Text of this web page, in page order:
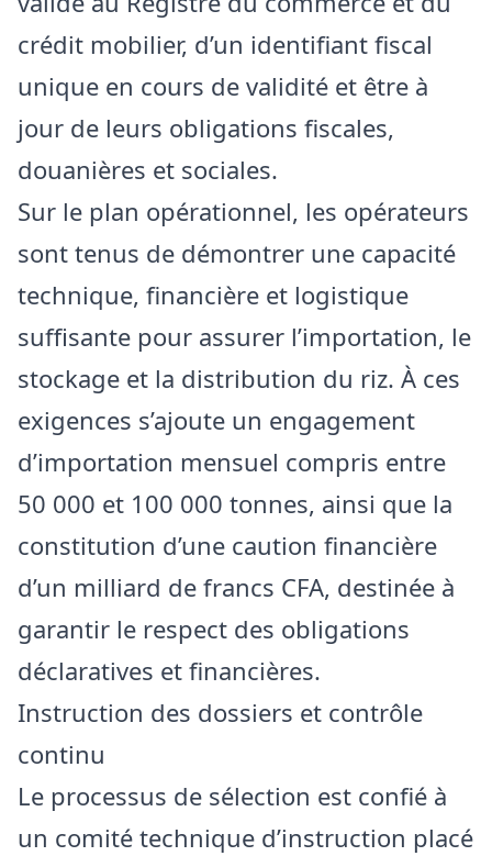
crédit mobilier, d’un identifiant fiscal
unique en cours de validité et être à
jour de leurs obligations fiscales,
douanières et sociales.
Sur le plan opérationnel, les opérateurs
sont tenus de démontrer une capacité
technique, financière et logistique
suffisante pour assurer l’importation, le
stockage et la distribution du riz. À ces
exigences s’ajoute un engagement
d’importation mensuel compris entre
50 000 et 100 000 tonnes, ainsi que la
constitution d’une caution financière
d’un milliard de francs CFA, destinée à
garantir le respect des obligations
déclaratives et financières.
Instruction des dossiers et contrôle
continu
Le processus de sélection est confié à
un comité technique d’instruction placé